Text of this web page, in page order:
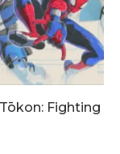
Tōkon: Fighting